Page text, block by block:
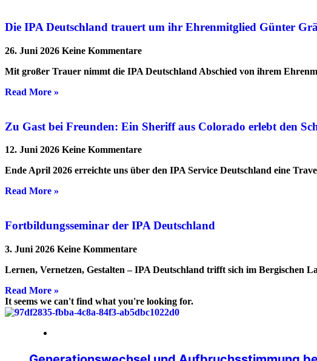
Die IPA Deutschland trauert um ihr Ehrenmitglied Günter
26. Juni 2026 Keine Kommentare
Mit großer Trauer nimmt die IPA Deutschland Abschied von ihrem
Read More »
Zu Gast bei Freunden: Ein Sheriff aus Colorado erlebt den
12. Juni 2026 Keine Kommentare
Ende April 2026 erreichte uns über den IPA Service Deutschland eine
Read More »
Fortbildungsseminar der IPA Deutschland
3. Juni 2026 Keine Kommentare
Lernen, Vernetzen, Gestalten – IPA Deutschland trifft sich im Bergischen
Read More »
It seems we can't find what you're looking for.